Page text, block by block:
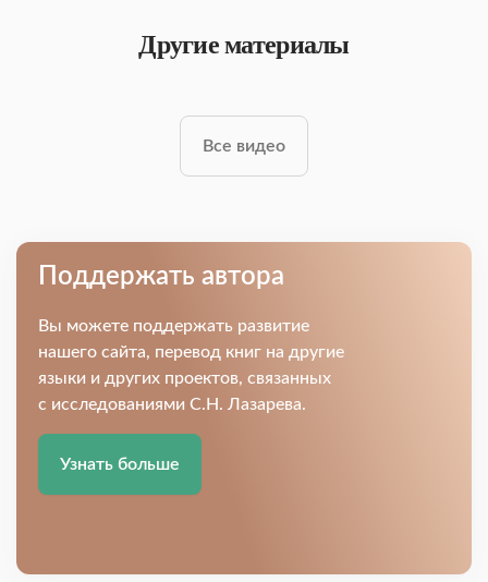
Другие материалы
Все видео
Поддержать автора
Вы можете поддержать развитие
нашего сайта, перевод книг на другие
языки и других проектов, связанных
с исследованиями С.Н. Лазарева.
Узнать больше